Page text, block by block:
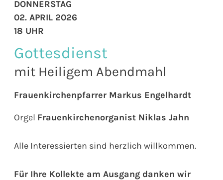
Gottesdienst
mit Heiligem Abendmahl
Frauenkirchenpfarrer Markus Engelhardt
Orgel Frauenkirchenorganist Niklas Jahn
Alle Interessierten sind herzlich willkommen.
Für Ihre Kollekte am Ausgang danken wir
DONNERSTAG
02. APRIL 2026
18 UHR